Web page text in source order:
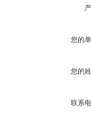
您的
您的
联系